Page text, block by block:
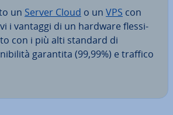
un Server Cloud o un VPS con
i vantaggi di un hardware fles­si­
con i più alti standard di
garantita (99,99%) e traffico